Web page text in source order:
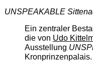
UNSPEAKABLE
Ein zentraler
die von Udo
Ausstellung